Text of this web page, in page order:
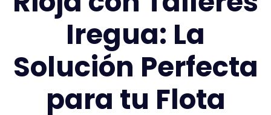
Iregua: La
Solución Perfecta
para tu Flota